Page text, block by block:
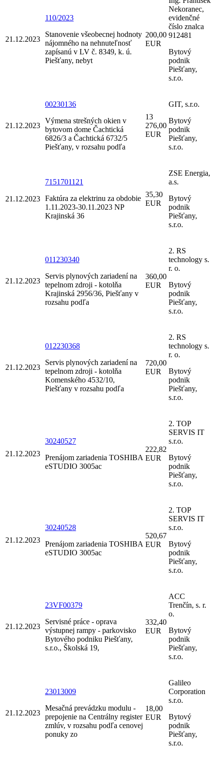
21.12.2023
110/2023
Stanovenie všeobecnej hodnoty
nájomného na nehnuteľnosť
zapísanú v LV č. 8349, k. ú.
Piešťany, nebyt
200,00
EUR
Nekoranec,
evidenčné
číslo znalca
912481
Bytový
podnik
Piešťany,
s.r.o.
21.12.2023
00230136
Výmena strešných okien v
bytovom dome Čachtická
6826/3 a Čachtická 6732/5
Piešťany, v rozsahu podľa
13
276,00
EUR
GIT, s.r.o.
Bytový
podnik
Piešťany,
s.r.o.
21.12.2023
7151701121
Faktúra za elektrinu za obdobie
1.11.2023-30.11.2023 NP
Krajinská 36
35,30
EUR
ZSE Energia,
a.s.
Bytový
podnik
Piešťany,
s.r.o.
21.12.2023
011230340
Servis plynových zariadení na
tepelnom zdroji - kotolňa
Krajinská 2956/36, Piešťany v
rozsahu podľa
360,00
EUR
2. RS
technology s.
r. o.
Bytový
podnik
Piešťany,
s.r.o.
21.12.2023
012230368
Servis plynových zariadení na
tepelnom zdroji - kotolňa
Komenského 4532/10,
Piešťany v rozsahu podľa
720,00
EUR
2. RS
technology s.
r. o.
Bytový
podnik
Piešťany,
s.r.o.
21.12.2023
30240527
Prenájom zariadenia TOSHIBA
eSTUDIO 3005ac
222,82
EUR
2. TOP
SERVIS IT
s.r.o.
Bytový
podnik
Piešťany,
s.r.o.
21.12.2023
30240528
Prenájom zariadenia TOSHIBA
eSTUDIO 3005ac
520,67
EUR
2. TOP
SERVIS IT
s.r.o.
Bytový
podnik
Piešťany,
s.r.o.
21.12.2023
23VF00379
Servisné práce - oprava
výstupnej rampy - parkovisko
Bytového podniku Piešťany,
s.r.o., Školská 19,
332,40
EUR
ACC
Trenčín, s. r.
o.
Bytový
podnik
Piešťany,
s.r.o.
21.12.2023
23013009
Mesačná prevádzku modulu -
prepojenie na Centrálny register
zmlúv, v rozsahu podľa cenovej
ponuky zo
18,00
EUR
Galileo
Corporation
s.r.o.
Bytový
podnik
Piešťany,
s.r.o.